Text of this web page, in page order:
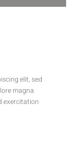
elit, sed
magna
exercitation